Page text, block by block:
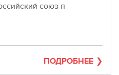
союз п
ПОДРОБНЕЕ